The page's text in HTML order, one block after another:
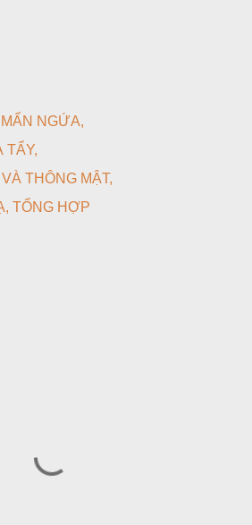
NGỨA
TẨY
THÔNG MẬT
TỔNG HỢP